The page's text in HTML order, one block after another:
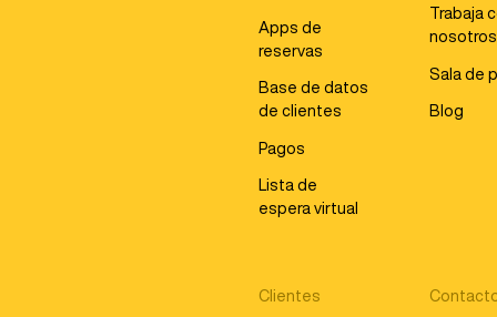
Apps de
reservas
Base de datos
de clientes
Pagos
Lista de
espera virtual
Trabaja
nosotros
Sala de
Blog
Clientes